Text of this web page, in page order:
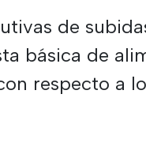
de
básica de
respecto a